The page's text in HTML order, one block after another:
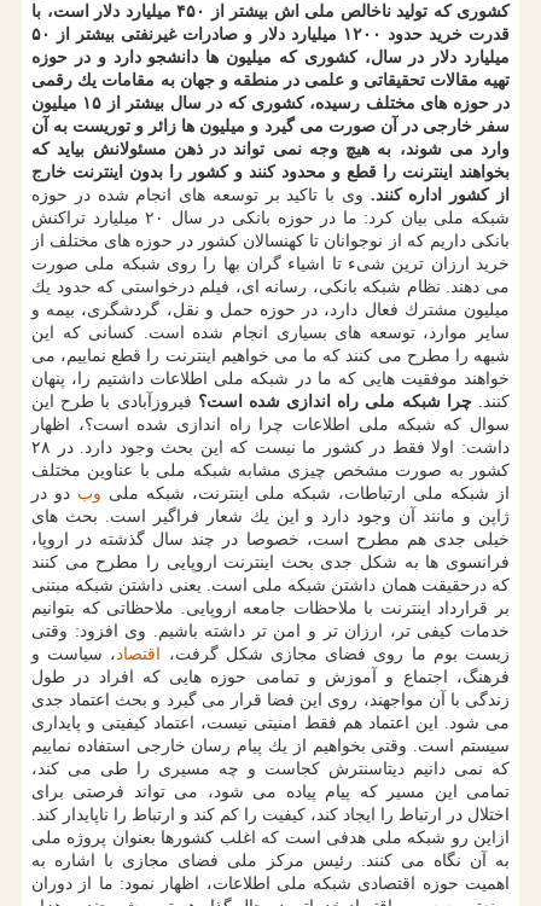
كشوری كه تولید ناخالص ملی اش بیشتر از ۴۵۰ میلیارد دلار است، با
قدرت خرید حدود ۱۲۰۰ میلیارد دلار و صادرات غیرنفتی بیشتر از ۵۰
میلیارد دلار در سال، كشوری كه میلیون ها دانشجو دارد و در حوزه
تهیه مقالات تحقیقاتی و علمی در منطقه و جهان به مقامات یك رقمی
در حوزه های مختلف رسیده، كشوری كه در سال بیشتر از ۱۵ میلیون
سفر خارجی در آن صورت می گیرد و میلیون ها زائر و توریست به آن
وارد می شوند، به هیچ وجه نمی تواند در ذهن مسئولانش بیاید كه
بخواهند اینترنت را قطع و محدود كنند و كشور را بدون اینترنت خارج
از كشور اداره كنند. وی با تاكید بر توسعه های انجام شده در حوزه
شبكه ملی بیان كرد: ما در حوزه بانكی در سال ۲۰ میلیارد تراكنش
بانكی داریم كه از نوجوانان تا كهنسالان كشور در حوزه های مختلف از
خرید ارزان ترین شیء تا اشیاء گران بها را روی شبكه ملی صورت
می دهند. نظام شبكه بانكی، رسانه ای، فیلم درخواستی كه حدود یك
میلیون مشترك فعال دارد، در حوزه حمل و نقل، گردشگری، بیمه و
سایر موارد، توسعه های بسیاری انجام شده است. كسانی كه این
شبهه را مطرح می كنند كه ما می خواهیم اینترنت را قطع نماییم، می
خواهند موفقیت هایی كه ما در شبكه ملی اطلاعات داشتیم را، پنهان
كنند.چرا شبكه ملی راه اندازی شده است؟ فیروزآبادی با طرح این
سوال كه شبكه ملی اطلاعات چرا راه اندازی شده است؟، اظهار
داشت: اولا فقط در كشور ما نیست كه این بحث وجود دارد. در ۲۸
كشور به صورت مشخص چیزی مشابه شبكه ملی با عناوین مختلف
از شبكه ملی ارتباطات، شبكه ملی اینترنت، شبكه ملی وب دو در
ژاپن و مانند آن وجود دارد و این یك شعار فراگیر است. بحث های
خیلی جدی هم مطرح است، خصوصا در چند سال گذشته در اروپا،
فرانسوی ها به شكل جدی بحث اینترنت اروپایی را مطرح می كنند
كه درحقیقت همان داشتن شبكه ملی است. یعنی داشتن شبكه مبتنی
بر قرارداد اینترنت با ملاحظات جامعه اروپایی. ملاحظاتی كه بتوانیم
خدمات كیفی تر، ارزان تر و امن تر داشته باشیم. وی افزود: وقتی
زیست بوم ما روی فضای مجازی شكل گرفت، اقتصاد ، سیاست و
فرهنگ، اجتماع و آموزش و تمامی حوزه هایی كه افراد در طول
زندگی با آن مواجهند، روی این فضا قرار می گیرد و بحث اعتماد جدی
می شود. این اعتماد هم فقط امنیتی نیست، اعتماد كیفیتی و پایداری
سیستم است. وقتی بخواهیم از یك پیام رسان خارجی استفاده نماییم
كه نمی دانیم دیتاسنترش كجاست و چه مسیری را طی می كند،
تمامی این مسیر كه پیام پیاده می شود، می تواند فرصتی برای
اختلال در ارتباط را ایجاد كند، كیفیت را كم كند و ارتباط را ناپایدار كند.
ازاین رو شبكه ملی هدفی است كه اغلب كشورها بعنوان پروژه ملی
به آن نگاه می كنند. رئیس مركز ملی فضای مجازی با اشاره به
اهمیت حوزه اقتصادی شبكه ملی اطلاعات، اظهار نمود: ما از دوران